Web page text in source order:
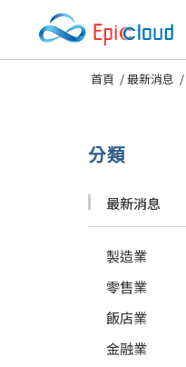
首頁 /最新消息 /
分類
最新消息
製造業
零售業
飯店業
金融業